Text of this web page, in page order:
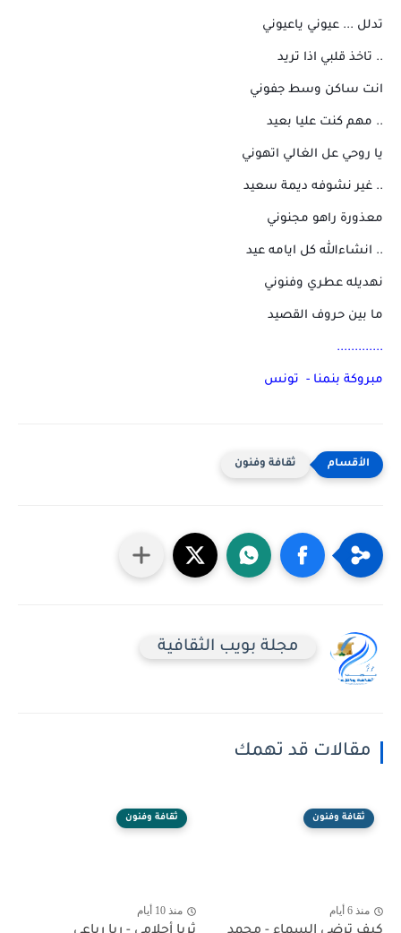
تدلل ... عيوني ياعيوني
.. تاخذ قلبي اذا تريد
انت ساكن وسط جفوني
.. مهم كنت عليا بعيد
يا روحي عل الغالي اتهوني
.. غير نشوفه ديمة سعيد
معذورة راهو مجنوني
.. انشاءالله كل ايامه عيد
نهديله عطري وفنوني
ما بين حروف القصيد
.............
مبروكة بنمنا - تونس
ثقافة وفنون
مجلة بويب الثقافية
مقالات قد تهمك
ثقافة وفنون
منذ 6 أيام
ثقافة وفنون
منذ 10 أيام